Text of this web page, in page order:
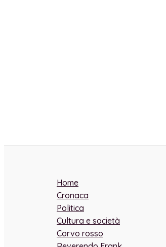
Home
Cronaca
Politica
Cultura e società
Corvo rosso